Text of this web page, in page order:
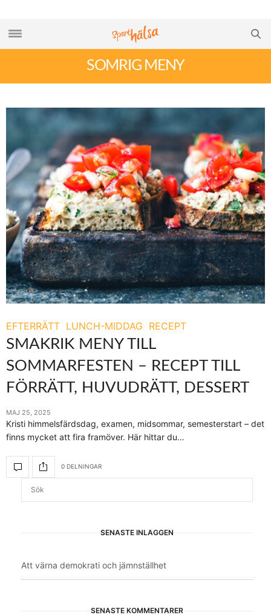
SOMRIG MENY
EFTERRÄTT LUNCH-MIDDAG RECEPT
SMAKRIK MENY TILL
SOMMARFESTEN – RECEPT TILL
FÖRRÄTT, HUVUDRÄTT, DESSERT
MAJ 25, 2025
Kristi himmelsfärdsdag, examen, midsommar, semesterstart – det
finns mycket att fira framöver. Här hittar du…
0 DELNINGAR
SENASTE INLÄGGEN
Att värna demokrati och jämnställhet
SENASTE KOMMENTARER